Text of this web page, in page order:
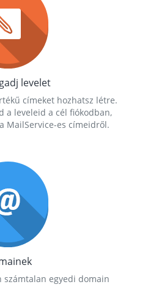
levelet
címeket hozhatsz létre.
a leveleid a cél fiókodban,
MailService-es címeidről.
számtalan egyedi domain